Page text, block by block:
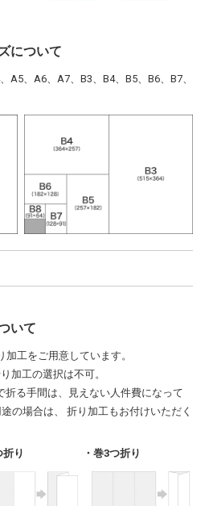
について
A5、A6、A7、B3、B4、B5、B6、B7、
いて
工をご用意しています。
加工の選択は不可。
る手間は、見えない人件費になって
の場合は、 折り加工もお付けいただく
折り 巻3つ折り